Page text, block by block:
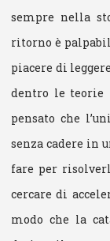
sempre nella
ritorno è
piacere di
dentro le teorie
pensato che
senza cadere in
fare per
cercare di
modo che la